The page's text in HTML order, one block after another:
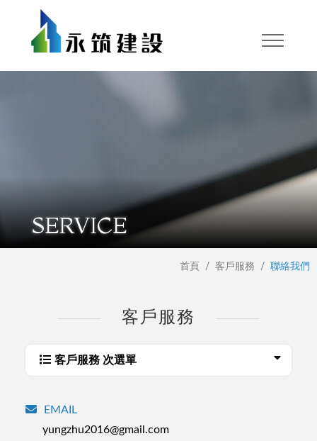
SERVICE
首頁 客戶服務 聯絡我們
客戶服務
客戶服務 次選單
EMAIL
yungzhu2016@gmail.com